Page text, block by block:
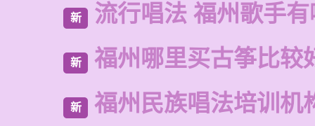
新 流行唱法 福州歌手
新 福州哪里买古筝比较
新 福州民族唱法培训机